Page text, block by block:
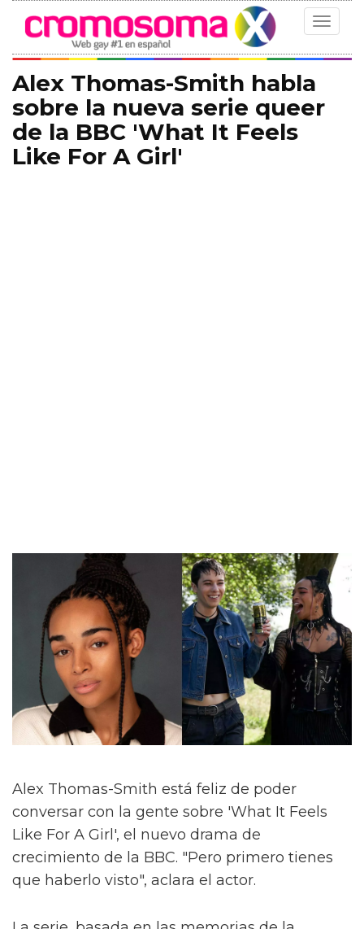
Toggle
Alex Thomas-Smith habla
sobre la nueva serie queer
de la BBC 'What It Feels
Like For A Girl'
Alex Thomas-Smith está feliz de poder
conversar con la gente sobre 'What It Feels
Like For A Girl', el nuevo drama de
crecimiento de la BBC. "Pero primero tienes
que haberlo visto", aclara el actor.